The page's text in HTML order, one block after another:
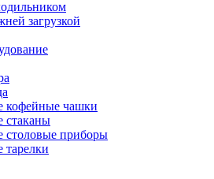
загрузкой
кофейные чашки
стаканы
столовые приборы
тарелки